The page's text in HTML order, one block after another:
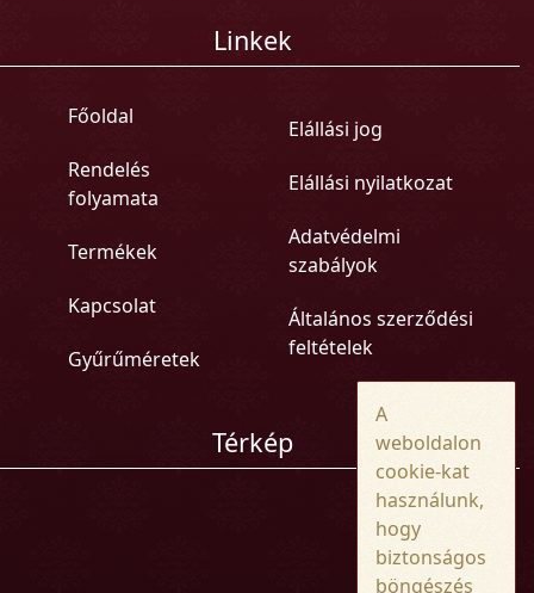
Linkek
Főoldal
Rendelés
folyamata
Termékek
Kapcsolat
Gyűrűméretek
Elállási jog
Elállási nyilatkozat
Adatvédelmi
szabályok
Általános szerződési
feltételek
Térkép
A
weboldalon
cookie-kat
használunk,
hogy
biztonságos
böngészés